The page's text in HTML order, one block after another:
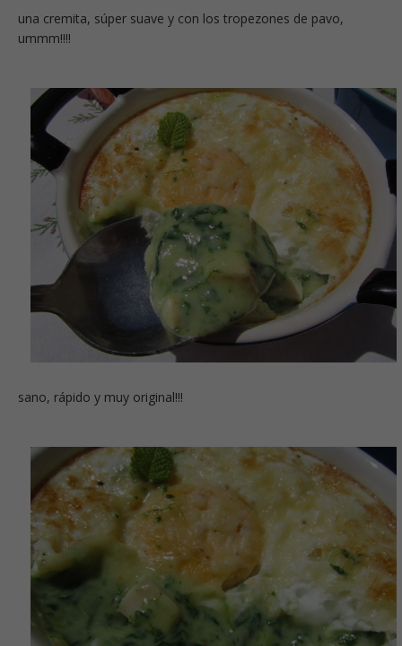
una cremita, súper suave y con los tropezones de pavo,
ummm!!!!
sano, rápido y muy original!!!